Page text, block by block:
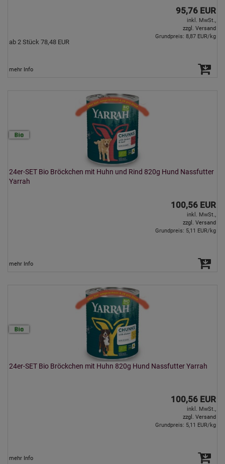
95,76 EUR
inkl. MwSt.,
zzgl. Versand
ab 2 Stück 78,48 EUR
Grundpreis: 8,87 EUR/kg
mehr Info
24er-SET Bio Bröckchen mit Huhn und Rind 820g Hund Nassfutter
Yarrah
100,56 EUR
inkl. MwSt.,
zzgl. Versand
Grundpreis: 5,11 EUR/kg
mehr Info
24er-SET Bio Bröckchen mit Huhn 820g Hund Nassfutter Yarrah
100,56 EUR
inkl. MwSt.,
zzgl. Versand
Grundpreis: 5,11 EUR/kg
mehr Info